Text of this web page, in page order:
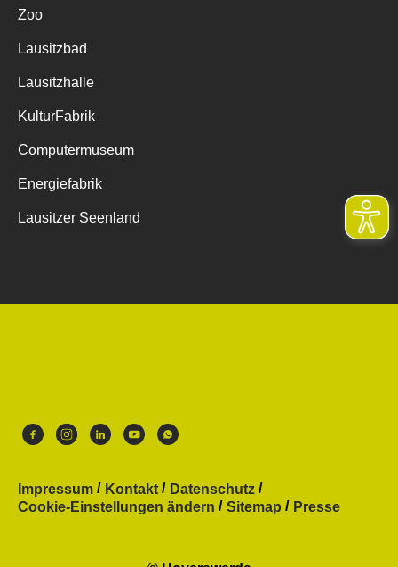
Zoo
Lausitzbad
Lausitzhalle
KulturFabrik
Computermuseum
Energiefabrik
Lausitzer Seenland
Impressum Kontakt
Datenschutz
Cookie-Einstellungen ändern
Sitemap Presse